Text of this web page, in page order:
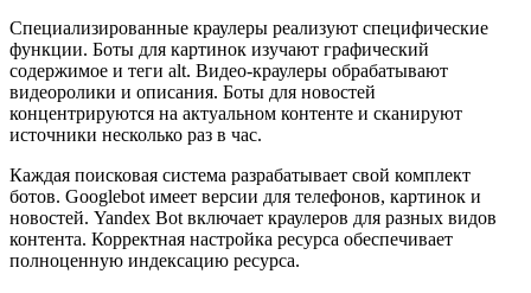
Специализированные краулеры реализуют специфические
функции. Боты для картинок изучают графический
содержимое и теги alt. Видео-краулеры обрабатывают
видеоролики и описания. Боты для новостей
концентрируются на актуальном контенте и сканируют
источники несколько раз в час.
Каждая поисковая система разрабатывает свой комплект
ботов. Googlebot имеет версии для телефонов, картинок и
новостей. Yandex Bot включает краулеров для разных видов
контента. Корректная настройка ресурса обеспечивает
полноценную индексацию ресурса.